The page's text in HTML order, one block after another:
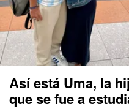
Así está Uma, la
que se fue a